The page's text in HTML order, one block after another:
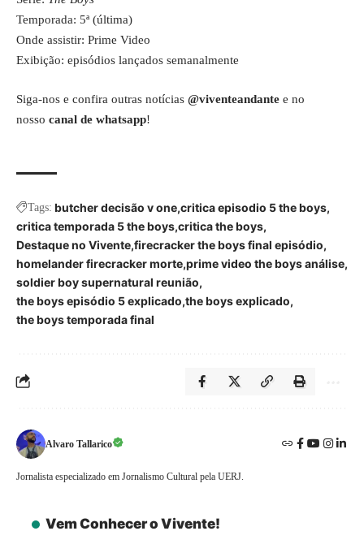
Temporada: 5ª (última)
Onde assistir: Prime Video
Exibição: episódios lançados semanalmente
Siga-nos e confira outras notícias @viventeandante e no
nosso canal de whatsapp!
Tags: butcher decisão v one critica episodio 5 the boys
critica temporada 5 the boys critica the boys
Destaque no Vivente firecracker the boys final episódio
homelander firecracker morte prime video the boys análise
soldier boy supernatural reunião
the boys episódio 5 explicado the boys explicado
the boys temporada final
Alvaro Tallarico
Jornalista especializado em Jornalismo Cultural pela UERJ.
Vem Conhecer o Vivente!